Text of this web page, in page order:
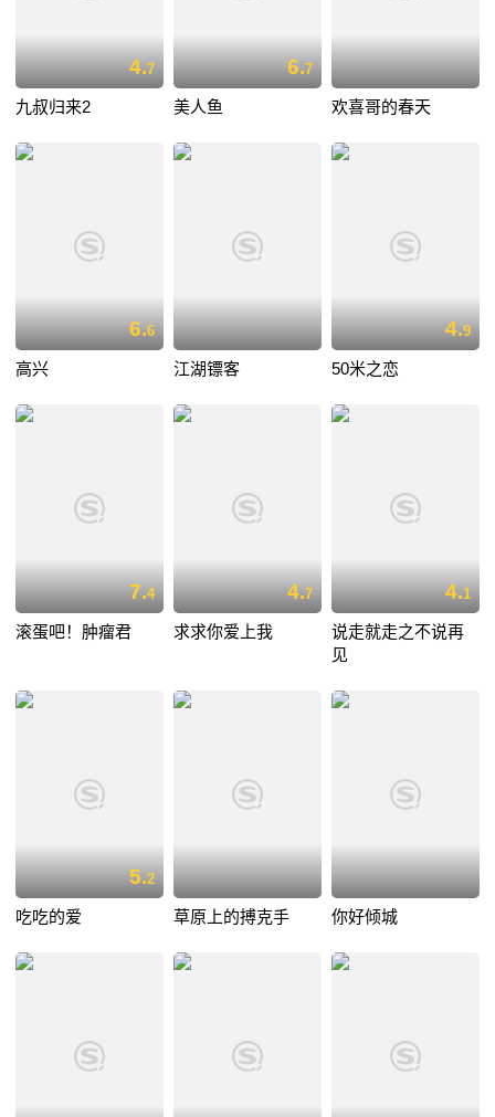
4.7
九叔归来2
6.7
美人鱼 欢喜哥的春天
6.6
高兴 江湖镖客
4.9
50米之恋
7.4
滚蛋吧！肿瘤君
4.7
求求你爱上我
4.1
说走就走之不说再
见
5.2
吃吃的爱 草原上的搏克手 你好倾城